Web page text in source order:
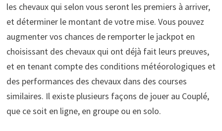
les chevaux qui selon vous seront les premiers à arriver,
et déterminer le montant de votre mise. Vous pouvez
augmenter vos chances de remporter le jackpot en
choisissant des chevaux qui ont déjà fait leurs preuves,
et en tenant compte des conditions météorologiques et
des performances des chevaux dans des courses
similaires. Il existe plusieurs façons de jouer au Couplé,
que ce soit en ligne, en groupe ou en solo.